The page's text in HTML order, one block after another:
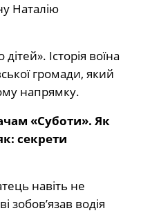
Наталію
Історія воїна
громади, який
напрямку.
«Суботи». Як
секрети
навіть не
зобов’язав водія